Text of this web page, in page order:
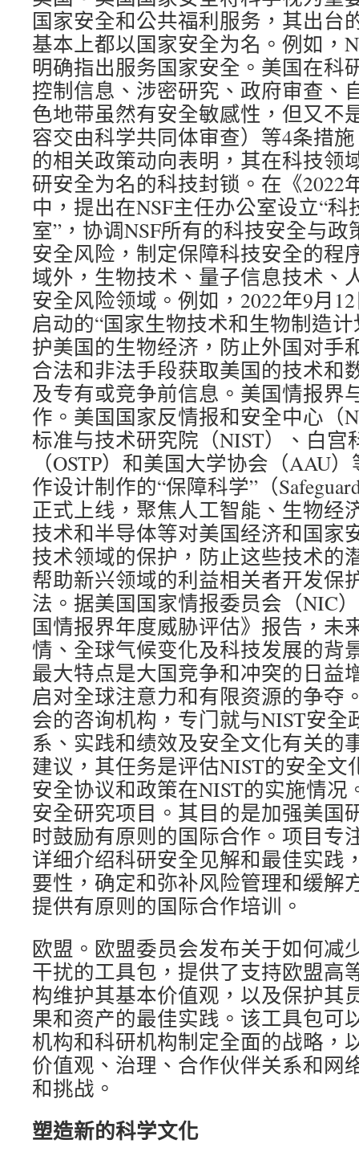
国家安全和公共福利服务，其出台
基本上都以国家安全为名。例如，
明确指出服务国家安全。美国在科
控制信息、涉密研究、政府审查、
色地带虽然有安全敏感性，但又不
容交由科学共同体审查）等4条措
的相关政策动向表明，其在科技领
研安全为名的科技封锁。在《2022
中，提出在NSF主任办公室设立“
室”，协调NSF所有的科技安全与
安全风险，制定保障科技安全的程
域外，生物技术、量子信息技术、
安全风险领域。例如，2022年9月
启动的“国家生物技术和生物制造
护美国的生物经济，防止外国对手
合法和非法手段获取美国的技术和
及专有或竞争前信息。美国情报界
作。美国国家反情报和安全中心（
标准与技术研究院（NIST）、白宫
（OSTP）和美国大学协会（AAU
作设计制作的“保障科学”（
正式上线，聚焦人工智能、生物经
技术和半导体等对美国经济和国家
技术领域的保护，防止这些技术的
帮助新兴领域的利益相关者开发保
法。据美国国家情报委员会（NIC
国情报界年度威胁评估》报告，未
情、全球气候变化及科技发展的背
最大特点是大国竞争和冲突的日益
启对全球注意力和有限资源的争夺
会的咨询机构，专门就与NIST安全
系、实践和绩效及安全文化有关的
建议，其任务是评估NIST的安全文
安全协议和政策在NIST的实施情况
安全研究项目。其目的是加强美国
时鼓励有原则的国际合作。项目专
详细介绍科研安全见解和最佳实践
要性，确定和弥补风险管理和缓解
提供有原则的国际合作培训。
欧盟。欧盟委员会发布关于如何减
干扰的工具包，提供了支持欧盟高
构维护其基本价值观，以及保护其
果和资产的最佳实践。该工具包可
机构和科研机构制定全面的战略，
价值观、治理、合作伙伴关系和网
和挑战。
塑造新的科学文化